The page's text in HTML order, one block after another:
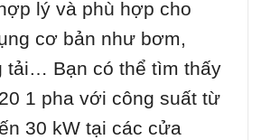
lý và phù hợp cho
cơ bản như bơm,
tải… Bạn có thể tìm thấy
1 pha với công suất từ
30 kW tại các cửa